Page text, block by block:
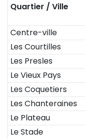
Quartier / Ville
Centre-ville
Les Courtilles
Les Presles
Le Vieux Pays
Les Coquetiers
Les Chanteraines
Le Plateau
Le Stade